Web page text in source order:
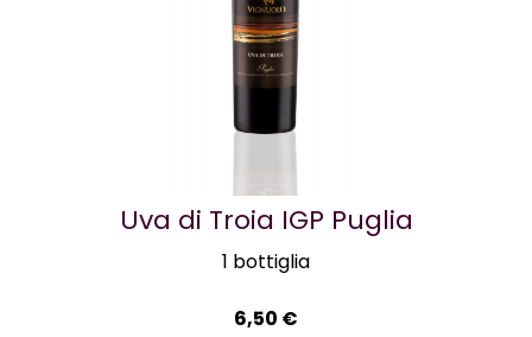
Uva di Troia IGP Puglia
1 bottiglia
6,50 €